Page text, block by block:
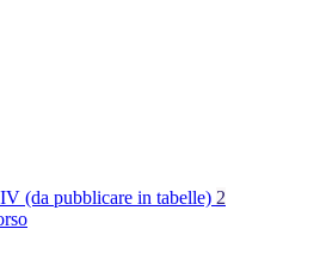
(da pubblicare in tabelle) 2